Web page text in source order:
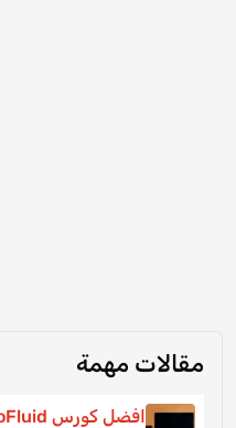
مقالات مهمة
افضل كورس AutoFluid مجانى اونلاين